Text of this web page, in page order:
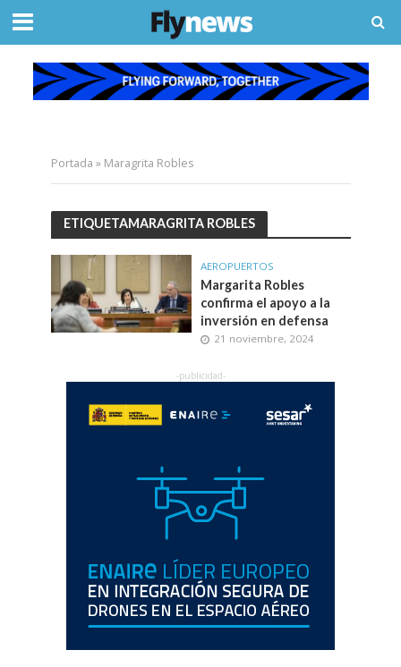
Portada » Maragrita Robles
ETIQUETAMARAGRITA ROBLES
AEROPUERTOS
Margarita Robles
confirma el apoyo a la
inversión en defensa
21 noviembre, 2024